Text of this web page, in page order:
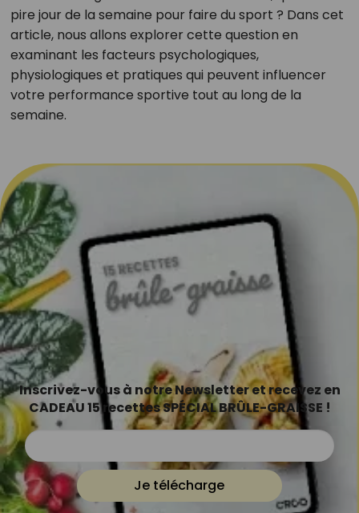
pire jour de la semaine pour faire du sport ? Dans cet
article, nous allons explorer cette question en
examinant les facteurs psychologiques,
physiologiques et pratiques qui peuvent influencer
votre performance sportive tout au long de la
semaine.
Inscrivez-vous à notre Newsletter et recevez en
CADEAU 15 recettes SPÉCIAL BRÛLE-GRAISSE !
Je télécharge